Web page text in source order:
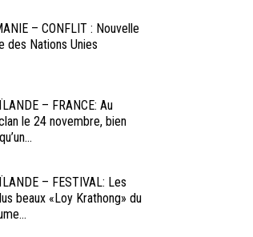
– CONFLIT : Nouvelle
des Nations Unies
– FRANCE: Au
le 24 novembre, bien
– FESTIVAL: Les
beaux «Loy Krathong» du